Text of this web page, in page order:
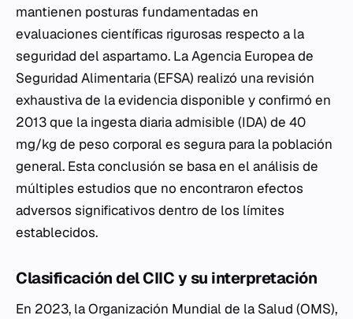
mantienen posturas fundamentadas en
evaluaciones científicas rigurosas respecto a la
seguridad del aspartamo. La Agencia Europea de
Seguridad Alimentaria (EFSA) realizó una revisión
exhaustiva de la evidencia disponible y confirmó en
2013 que la ingesta diaria admisible (IDA) de 40
mg/kg de peso corporal es segura para la población
general. Esta conclusión se basa en el análisis de
múltiples estudios que no encontraron efectos
adversos significativos dentro de los límites
establecidos.
Clasificación del CIIC y su interpretación
En 2023, la Organización Mundial de la Salud (OMS),